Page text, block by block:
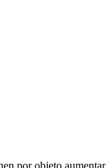
por objeto